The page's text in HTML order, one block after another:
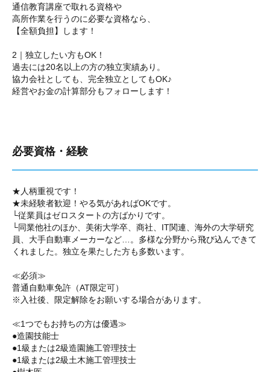
通信教育講座で取れる資格や
高所作業を行うのに必要な資格なら、
【全額負担】します！
2｜独立したい方もOK！
過去には20名以上の方の独立実績あり。
協力会社としても、完全独立としてもOK♪
経営やお金の計算部分もフォローします！
必要資格・経験
★人柄重視です！
★未経験者歓迎！やる気があればOKです。
└従業員はゼロスタートの方ばかりです。
└同業他社のほか、美術大学卒、商社、IT関連、海外の大学研究
員、大手自動車メーカーなど…。多様な分野から飛び込んできて
くれました。独立を果たした方も多数います。
≪必須≫
普通自動車免許（AT限定可）
※入社後、限定解除をお願いする場合があります。
≪1つでもお持ちの方は優遇≫
●造園技能士
●1級または2級造園施工管理技士
●1級または2級土木施工管理技士